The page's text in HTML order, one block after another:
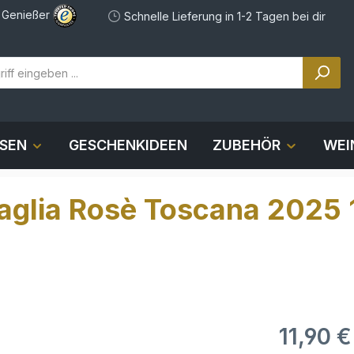
Schnelle Lieferung in 1-2 Tagen bei dir
GESCHENKIDEEN ZUBEHÖR
Rosè Toscana 2025
11,90 €